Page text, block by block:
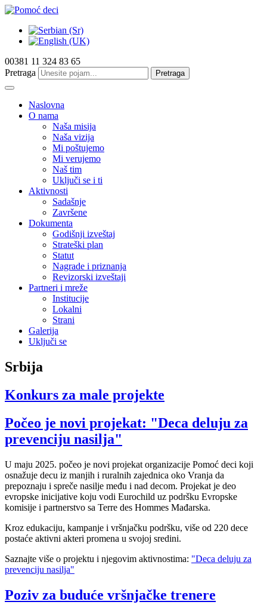
00381 11 324 83 65
Pretraga
Pretraga
Naslovna
O nama
Naša misija
Naša vizija
Mi poštujemo
Mi verujemo
Naš tim
Uključi se i ti
Aktivnosti
Sadašnje
Završene
Dokumenta
Godišnji izveštaj
Strateški plan
Statut
Nagrade i priznanja
Revizorski izveštaji
Partneri i mreže
Institucije
Lokalni
Strani
Galerija
Uključi se
Srbija
Konkurs za male projekte
Počeo je novi projekat: "Deca deluju za
prevenciju nasilja"
U maju 2025. počeo je novi projekat organizacije Pomoć deci koji
osnažuje decu iz manjih i ruralnih zajednica oko Vranja da
prepoznaju i spreče nasilje među i nad decom. Projekat je deo
evropske inicijative koju vodi Eurochild uz podršku Evropske
komisije i partnerstvo sa Terre des Hommes Mađarska.
Kroz edukaciju, kampanje i vršnjačku podršku, više od 220 dece
postaće aktivni akteri promena u svojoj sredini.
Saznajte više o projektu i njegovim aktivnostima: "Deca deluju za
prevenciju nasilja"
Poziv za buduće vršnjačke trenere